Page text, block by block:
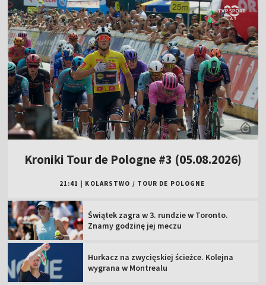
Kroniki Tour de Pologne #3 (05.08.2026)
21:41 KOLARSTWO / TOUR DE POLOGNE
Świątek zagra w 3. rundzie w Toronto.
Znamy godzinę jej meczu
Hurkacz na zwycięskiej ścieżce. Kolejna
wygrana w Montrealu